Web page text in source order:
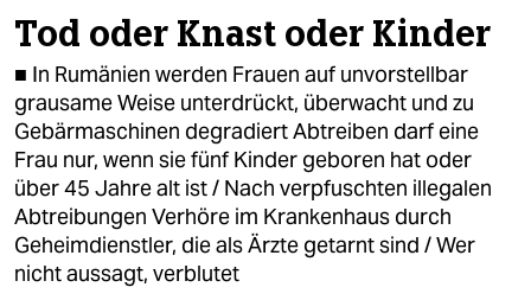
themen
politik
öko
gesellschaft
kultur
sport
Tod oder Knast oder Kinder
■ In Rumänien werden Frauen auf unvorstellbar
grausame Weise unterdrückt, überwacht und zu
Gebärmaschinen degradiert Abtreiben darf eine
Frau nur, wenn sie fünf Kinder geboren hat oder
über 45 Jahre alt ist / Nach verpfuschten illegalen
Abtreibungen Verhöre im Krankenhaus durch
Geheimdienstler, die als Ärzte getarnt sind / Wer
nicht aussagt, verblutet